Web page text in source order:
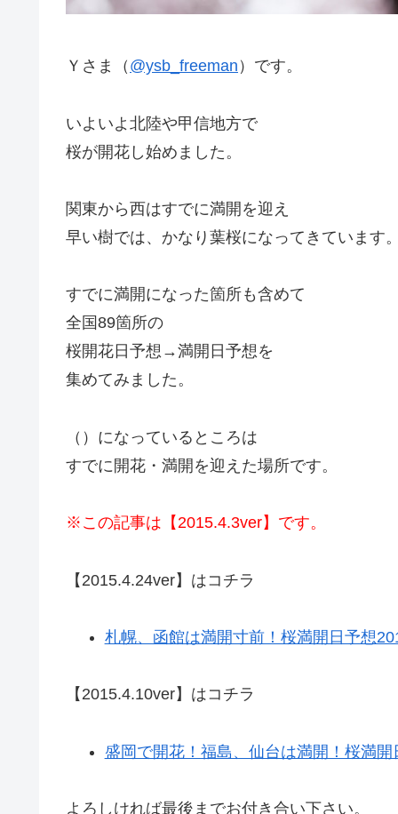
Ｙさま（ @ysb_freeman ）です。
いよいよ北陸や甲信地方で
桜が開花し始めました。
関東から西はすでに満開を迎え
早い樹では、かなり葉桜になってきています
すでに満開になった箇所も含めて
全国89箇所の
桜開花日予想→満開日予想を
集めてみました。
（）になっているところは
すでに開花・満開を迎えた場所です。
※この記事は【2015.4.3ver】です。
【2015.4.24ver】はコチラ
札幌、函館は満開寸前！桜満開日予想
【2015.4.10ver】はコチラ
盛岡で開花！福島、仙台は満開！桜満
よろしければ最後までお付き合い下さい。